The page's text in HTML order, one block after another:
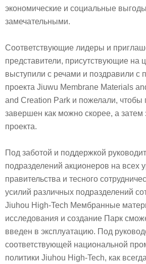
экономические и социальные
замечательными.
Соответствующие лидеры и
представители, присутствующие на
выступили с речами и поздравили с
проекта Jiuwu Membrane Materials
and Creation Park и пожелали, чтобы
завершен как можно скорее, а затем
проекта.
Под заботой и поддержкой
подразделений акционеров на всех
правительства и тесного
усилий различных подразделений
Jiuhou High-Tech Мембранные
исследования и создание Парк
введен в эксплуатацию. Под
соответствующей национальной
политики Jiuhou High-Tech, как